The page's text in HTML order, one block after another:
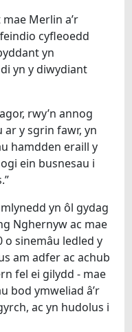
Merlin a’r
cyfleoedd
yn
yn y diwydiant
rwy’n annog
y sgrin fawr, yn
hamdden eraill y
ein busnesau i
yn ôl gydag
Nghernyw ac mae
o sinemâu ledled y
am adfer ac achub
fel ei gilydd - mae
bod ymweliad â’r
ac yn hudolus i